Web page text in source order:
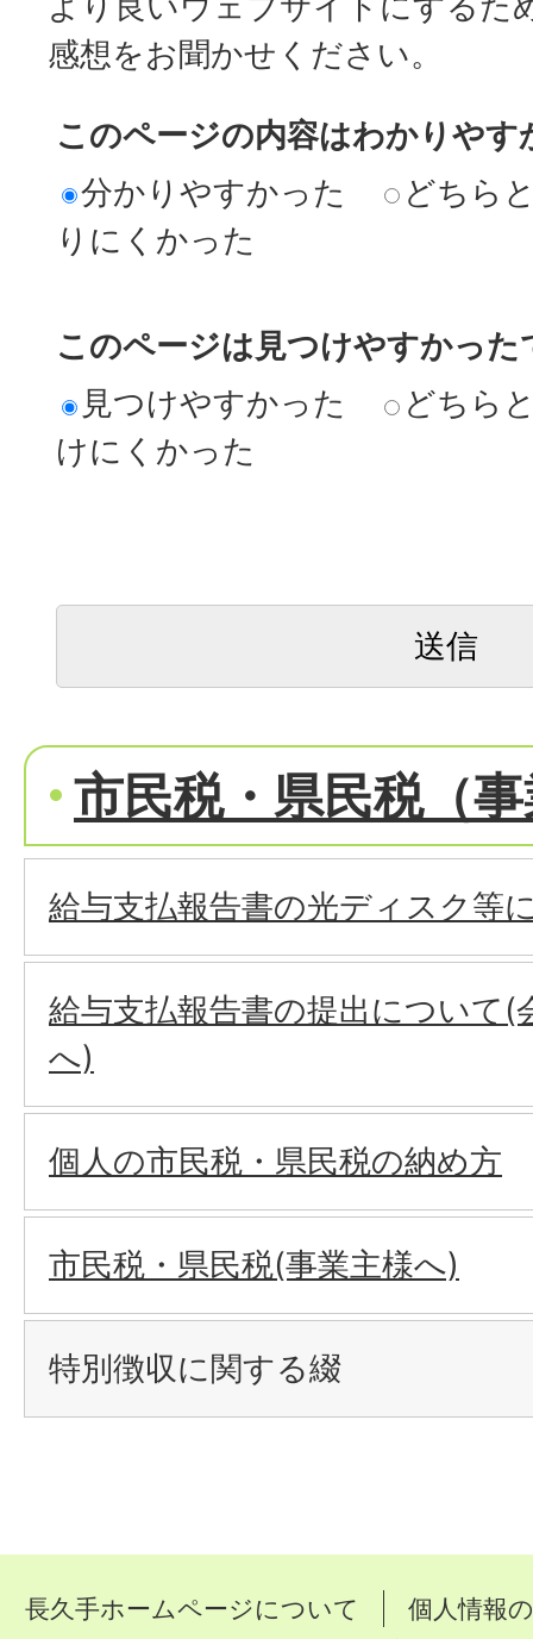
感想をお聞かせください。
このページの内容はわかりやす
分かりやすかった
どちら
りにくかった
このページは見つけやすかった
見つけやすかった
どちら
けにくかった
市民税・県民税（
給与支払報告書の光ディスク等
給与支払報告書の提出について(
へ)
個人の市民税・県民税の納め方
市民税・県民税(事業主様へ)
特別徴収に関する綴
長久手ホームページについて
個人情報